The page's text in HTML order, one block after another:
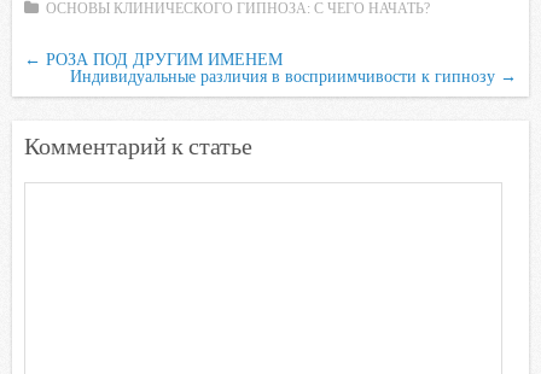
i
ОСНОВЫ КЛИНИЧЕСКОГО ГИПНОЗА: С ЧЕГО НАЧАТЬ?
← РОЗА ПОД ДРУГИМ ИМЕНЕМ
Индивидуальные различия в восприимчивости к гипнозу →
Комментарий к статье